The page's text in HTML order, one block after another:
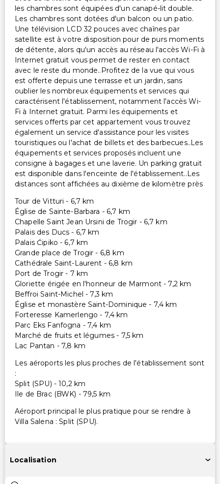
les chambres sont équipées d'un canapé-lit double.
Les chambres sont dotées d'un balcon ou un patio.
Une télévision LCD 32 pouces avec chaînes par
satellite est à votre disposition pour de purs moments
de détente, alors qu'un accès au réseau l'accès Wi-Fi à
Internet gratuit vous permet de rester en contact
avec le reste du monde..Profitez de la vue qui vous
est offerte depuis une terrasse et un jardin, sans
oublier les nombreux équipements et services qui
caractérisent l'établissement, notamment l'accès Wi-
Fi à Internet gratuit. Parmi les équipements et
services offerts par cet appartement vous trouvez
également un service d'assistance pour les visites
touristiques ou l'achat de billets et des barbecues..Les
équipements et services proposés incluent une
consigne à bagages et une laverie. Un parking gratuit
est disponible dans l'enceinte de l'établissement..Les
distances sont affichées au dixième de kilomètre près
Tour de Vitturi - 6,7 km
Église de Sainte-Barbara - 6,7 km
Chapelle Saint Jean Ursini de Trogir - 6,7 km
Palais des Ducs - 6,7 km
Palais Ćipiko - 6,7 km
Grande place de Trogir - 6,8 km
Cathédrale Saint-Laurent - 6,8 km
Port de Trogir - 7 km
Gloriette érigée en l'honneur de Marmont - 7,2 km
Beffroi Saint-Michel - 7,3 km
Église et monastère Saint-Dominique - 7,4 km
Forteresse Kamerlengo - 7,4 km
Parc Eks Fanfogna - 7,4 km
Marché de fruits et légumes - 7,5 km
Lac Pantan - 7,8 km
Les aéroports les plus proches de l'établissement sont
:
Split (SPU) - 10,2 km
Ile de Brac (BWK) - 79,5 km
Aéroport principal le plus pratique pour se rendre à
Villa Salena : Split (SPU).
Localisation